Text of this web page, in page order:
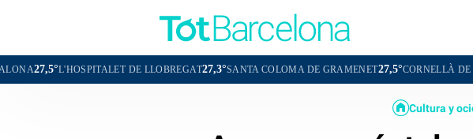
DE LLOBREGAT27,3°SANTA COLOMA DE GRAMENET27,5°CORNELLÀ DE LLOBREGAT
Cultura y